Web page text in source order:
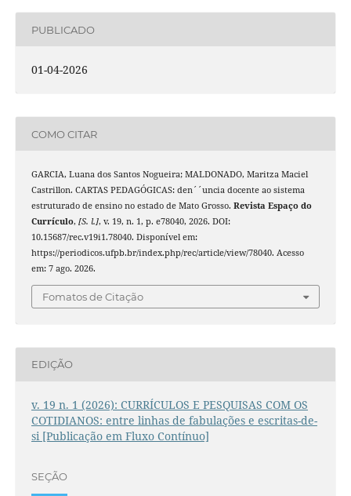
PUBLICADO
01-04-2026
COMO CITAR
GARCIA, Luana dos Santos Nogueira; MALDONADO, Maritza Maciel
Castrillon. CARTAS PEDAGÓGICAS: den´´uncia docente ao sistema
estruturado de ensino no estado de Mato Grosso. Revista Espaço do
Currículo, [S. l.], v. 19, n. 1, p. e78040, 2026. DOI:
10.15687/rec.v19i1.78040. Disponível em:
https://periodicos.ufpb.br/index.php/rec/article/view/78040. Acesso
em: 7 ago. 2026.
Fomatos de Citação
EDIÇÃO
v. 19 n. 1 (2026): CURRÍCULOS E PESQUISAS COM OS
COTIDIANOS: entre linhas de fabulações e escritas-de-
si [Publicação em Fluxo Contínuo]
SEÇÃO